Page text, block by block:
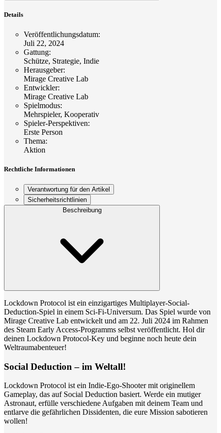
Details
Veröffentlichungsdatum:
Juli 22, 2024
Gattung:
Schütze, Strategie, Indie
Herausgeber:
Mirage Creative Lab
Entwickler:
Mirage Creative Lab
Spielmodus:
Mehrspieler, Kooperativ
Spieler-Perspektiven:
Erste Person
Thema:
Aktion
Rechtliche Informationen
Verantwortung für den Artikel
Sicherheitsrichtlinien
Beschreibung
Lockdown Protocol ist ein einzigartiges Multiplayer-Social-
Deduction-Spiel in einem Sci-Fi-Universum. Das Spiel wurde von
Mirage Creative Lab entwickelt und am 22. Juli 2024 im Rahmen
des Steam Early Access-Programms selbst veröffentlicht. Hol dir
deinen Lockdown Protocol-Key und beginne noch heute dein
Weltraumabenteuer!
Social Deduction – im Weltall!
Lockdown Protocol ist ein Indie-Ego-Shooter mit originellem
Gameplay, das auf Social Deduction basiert. Werde ein mutiger
Astronaut, erfülle verschiedene Aufgaben mit deinem Team und
entlarve die gefährlichen Dissidenten, die eure Mission sabotieren
wollen!